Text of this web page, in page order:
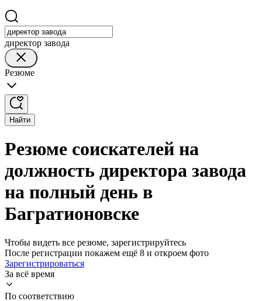
директор завода
Резюме
Найти
Резюме соискателей на
должность директора завода
на полный день в
Багратионовске
Чтобы видеть все резюме, зарегистрируйтесь
После регистрации покажем ещё 8 и откроем фото
Зарегистрироваться
За всё время
По соответствию